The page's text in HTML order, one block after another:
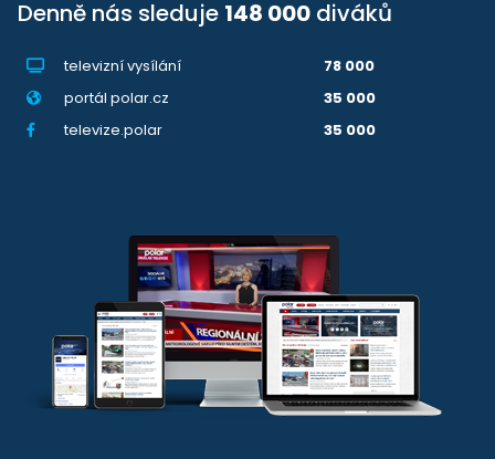
Denně nás sleduje 148 000 diváků
televizní vysílání
78 000
portál polar.cz
35 000
televize.polar
35 000